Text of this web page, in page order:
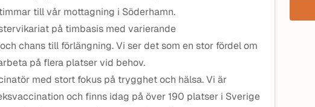
till vår mottagning i Söderhamn.
på timbasis med varierande
chans till förlängning. Vi ser det som en stor fördel om
på flera platser vid behov.
med stort fokus på trygghet och hälsa. Vi är
och finns idag på över 190 platser i Sverige